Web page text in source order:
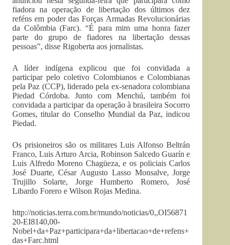
fiadora na operação de libertação dos últimos dez
reféns em poder das Forças Armadas Revolucionárias
da Colômbia (Farc). “É para mim uma honra fazer
parte do grupo de fiadores na libertação dessas
pessoas”, disse Rigoberta aos jornalistas.
A líder indígena explicou que foi convidada a
participar pelo coletivo Colombianos e Colombianas
pela Paz (CCP), liderado pela ex-senadora colombiana
Piedad Córdoba. Junto com Menchú, também foi
convidada a participar da operação à brasileira Socorro
Gomes, titular do Conselho Mundial da Paz, indicou
Piedad.
Os prisioneiros são os militares Luis Alfonso Beltrán
Franco, Luis Arturo Arcia, Robinson Salcedo Guarín e
Luis Alfredo Moreno Chagüeza, e os policiais Carlos
José Duarte, César Augusto Lasso Monsalve, Jorge
Trujillo Solarte, Jorge Humberto Romero, José
Libardo Forero e Wilson Rojas Medina.
http://noticias.terra.com.br/mundo/noticias/0,,OI56871
20-EI8140,00-
Nobel+da+Paz+participara+da+libertacao+de+refens+
das+Farc.html